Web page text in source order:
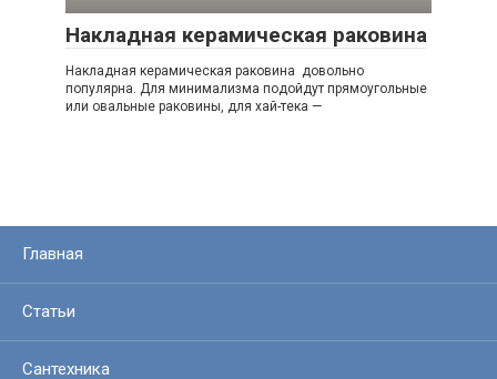
Накладная керамическая раковина
Накладная керамическая раковина довольно
популярна. Для минимализма подойдут прямоугольные
или овальные раковины, для хай-тека —
Главная
Статьи
Сантехника